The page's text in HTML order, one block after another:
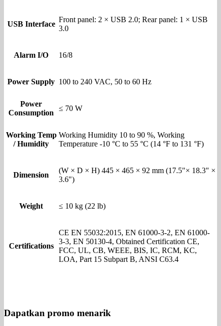
USB Interface
Front panel: 2 × USB 2.0; Rear panel: 1 × USB
3.0
Alarm I/O 16/8
Power Supply 100 to 240 VAC, 50 to 60 Hz
Power
Consumption
≤ 70 W
Working Temp
/ Humidity
Working Humidity 10 to 90 %, Working
Temperature -10 °C to 55 °C (14 °F to 131 °F)
Dimension
(W × D × H) 445 × 465 × 92 mm (17.5"× 18.3" ×
3.6")
Weight ≤ 10 kg (22 lb)
Certifications
CE EN 55032:2015, EN 61000-3-2, EN 61000-
3-3, EN 50130-4, Obtained Certification CE,
FCC, UL, CB, WEEE, BIS, IC, RCM, KC,
LOA, Part 15 Subpart B, ANSI C63.4
Dapatkan promo menarik